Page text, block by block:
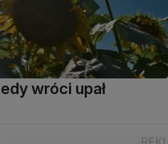
wróci upał